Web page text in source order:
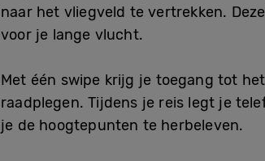
naar het vliegveld te vertrekken.
voor je lange vlucht.
Met één swipe krijg je toegang tot
raadplegen. Tijdens je reis legt je
je de hoogtepunten te herbeleven.